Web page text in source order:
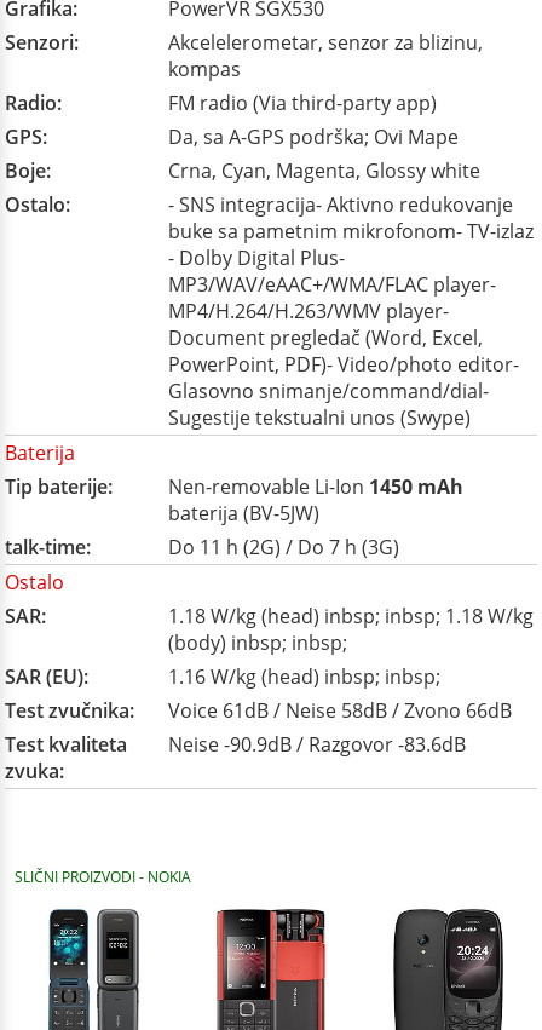
Grafika:
PowerVR SGX530
Senzori:
Akcelelerometar, senzor za blizinu,
kompas
Radio:
FM radio (Via third-party app)
GPS:
Da, sa A-GPS podrška; Ovi Mape
Boje:
Crna, Cyan, Magenta, Glossy white
Ostalo:
- SNS integracija- Aktivno redukovanje
buke sa pametnim mikrofonom- TV-izlaz
- Dolby Digital Plus-
MP3/WAV/eAAC+/WMA/FLAC player-
MP4/H.264/H.263/WMV player-
Document pregledač (Word, Excel,
PowerPoint, PDF)- Video/photo editor-
Glasovno snimanje/command/dial-
Sugestije tekstualni unos (Swype)
Baterija
Tip baterije:
Nen-removable Li-Ion 1450 mAh
baterija (BV-5JW)
talk-time:
Do 11 h (2G) / Do 7 h (3G)
Ostalo
SAR:
1.18 W/kg (head) inbsp; inbsp; 1.18 W/kg
(body) inbsp; inbsp;
SAR (EU):
1.16 W/kg (head) inbsp; inbsp;
Test zvučnika:
Voice 61dB / Neise 58dB / Zvono 66dB
Test kvaliteta
zvuka:
Neise -90.9dB / Razgovor -83.6dB
SLIČNI PROIZVODI - NOKIA